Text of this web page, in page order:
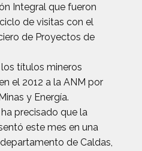
Integral que fueron
de visitas con el
de Proyectos de
títulos mineros
el 2012 a la ANM por
y Energía.
precisado que la
este mes en una
de Caldas,